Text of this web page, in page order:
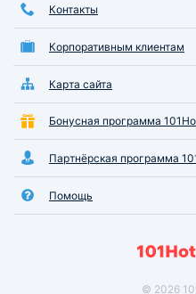
Контакты
Корпоративным клиентам
Карта сайта
Бонусная программа
Партнёрская программа
Помощь
© 2026